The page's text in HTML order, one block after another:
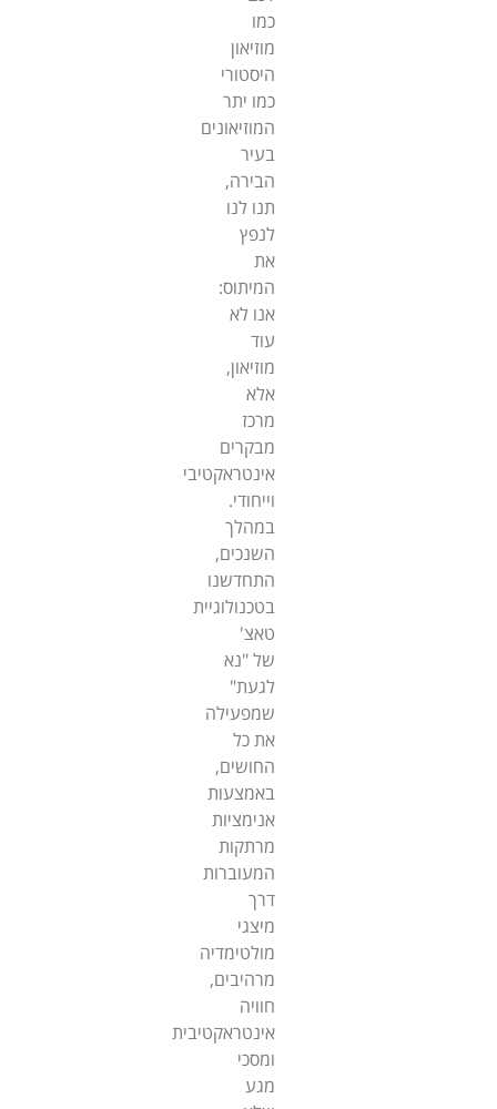
כמו
מוזיאון
היסטורי
כמו יתר
המוזיאונים
בעיר
הבירה,
תנו לנו
לנפץ
את
המיתוס:
אנו לא
עוד
מוזיאון,
אלא
מרכז
מבקרים
אינטראקטיבי
וייחודי.
במהלך
השנכים,
התחדשנו
בטכנולוגיית
טאצ'
של "נא
לגעת"
שמפעילה
את כל
החושים,
באמצעות
אנימציות
מרתקות
המעוברות
דרך
מיצגי
מולטימדיה
מרהיבים,
חוויה
אינטראקטיבית
ומסכי
מגע